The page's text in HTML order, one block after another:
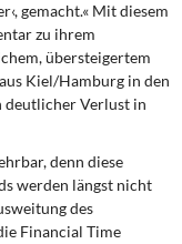
gemacht.« Mit diesem
zu ihrem
übersteigertem
Kiel/Hamburg in den
deutlicher Verlust in
denn diese
werden längst nicht
des
Financial Time